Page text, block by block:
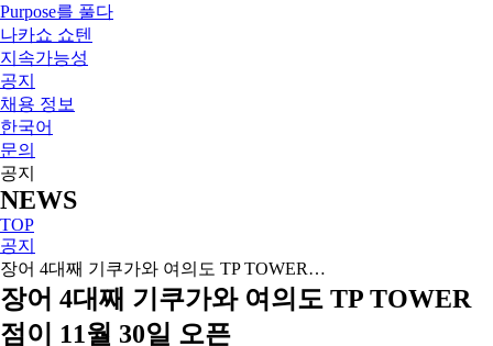
Purpose를 풀다
나카쇼 쇼텐
지속가능성
공지
채용 정보
한국어
문의
공지
NEWS
TOP
공지
장어 4대째 기쿠가와 여의도 TP TOWER…
장어 4대째 기쿠가와 여의도 TP TOWER
점이 11월 30일 오픈